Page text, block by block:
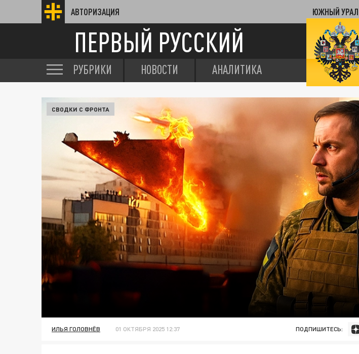
АВТОРИЗАЦИЯ ЮЖНЫЙ УРАЛ
ПЕРВЫЙ РУССКИЙ
РУБРИКИ НОВОСТИ АНАЛИТИКА
СВОДКИ С ФРОНТА
ИЛЬЯ ГОЛОВНЁВ 01 ОКТЯБРЯ 2025 12:37 ПОДПИШИТЕСЬ: